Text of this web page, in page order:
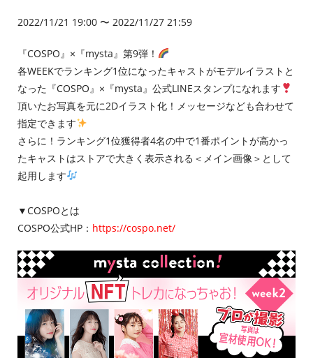
2022/11/21 19:00 〜 2022/11/27 21:59
『COSPO』×『mysta』第9弾！
各WEEKでランキング1位になったキャストがモデルイラストと
なった『COSPO』×『mysta』公式LINEスタンプになれます
頂いたお写真を元に2Dイラスト化！メッセージなども合わせて
指定できます
さらに！ランキング1位獲得者4名の中で1番ポイントが高かっ
たキャストはストアで大きく表示される＜メイン画像＞として
起用します
▼COSPOとは
COSPO公式HP： https://cospo.net/